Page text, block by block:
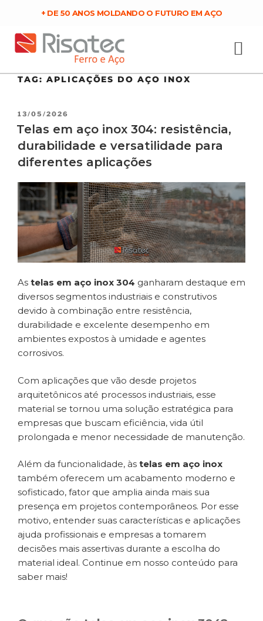
+ DE 50 ANOS MOLDANDO O FUTURO EM AÇO
TAG: APLICAÇÕES DO AÇO INOX
13/05/2026
Telas em aço inox 304: resistência,
durabilidade e versatilidade para
diferentes aplicações
As telas em aço inox 304 ganharam destaque em
diversos segmentos industriais e construtivos
devido à combinação entre resistência,
durabilidade e excelente desempenho em
ambientes expostos à umidade e agentes
corrosivos.
Com aplicações que vão desde projetos
arquitetônicos até processos industriais, esse
material se tornou uma solução estratégica para
empresas que buscam eficiência, vida útil
prolongada e menor necessidade de manutenção.
Além da funcionalidade, às telas em aço inox
também oferecem um acabamento moderno e
sofisticado, fator que amplia ainda mais sua
presença em projetos contemporâneos. Por esse
motivo, entender suas características e aplicações
ajuda profissionais e empresas a tomarem
decisões mais assertivas durante a escolha do
material ideal. Continue em nosso conteúdo para
saber mais!